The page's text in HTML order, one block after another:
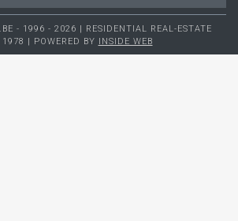
- 1996 - 2026 | RESIDENTIAL REAL-ESTATE
1978 | POWERED BY INSIDE WEB